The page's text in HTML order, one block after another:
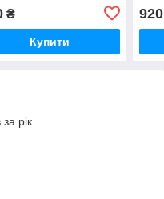
₴
Купити
920
рік